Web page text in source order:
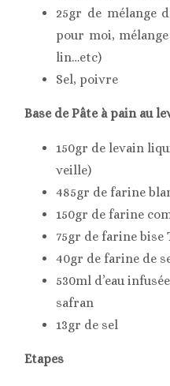
25gr de mélange
pour moi,
lin…etc)
Sel, poivre
Base de Pâte à pain au
150gr de levain
veille)
485gr de farine
150gr de farine
75gr de farine bise
40gr de farine de
530ml d’eau
safran
13gr de sel
Etapes